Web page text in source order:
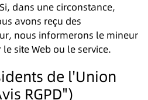
dans une circonstance,
avons reçu des
nous informerons le mineur
site Web ou le service.
de l'Union
RGPD")